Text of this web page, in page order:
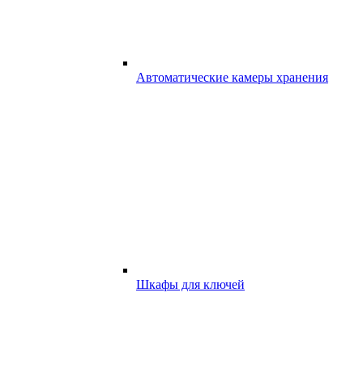
Автоматические камеры хранения
Шкафы для ключей